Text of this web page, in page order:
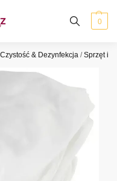
0
Czystość & Dezynfekcja /Sprzęt i